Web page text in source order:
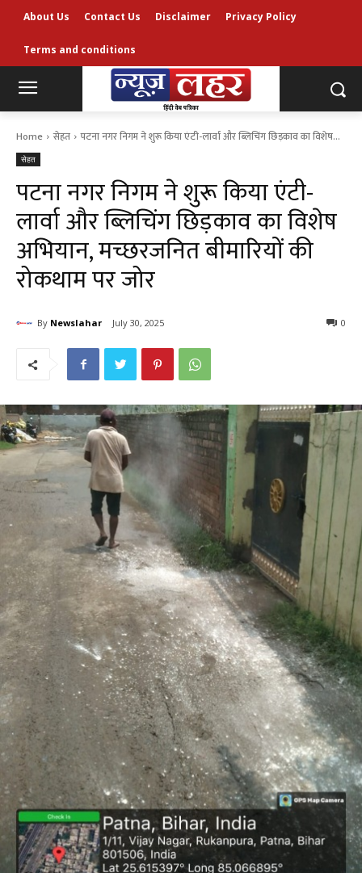
About Us Contact Us Disclaimer Privacy Policy
Terms and conditions
Home सेहत पटना नगर निगम ने शुरू किया एंटी-लार्वा और ब्लिचिंग छिड़काव का विशेष...
सेहत
पटना नगर निगम ने शुरू किया एंटी-
लार्वा और ब्लिचिंग छिड़काव का विशेष
अभियान, मच्छरजनित बीमारियों की
रोकथाम पर जोर
By Newslahar July 30, 2025 0